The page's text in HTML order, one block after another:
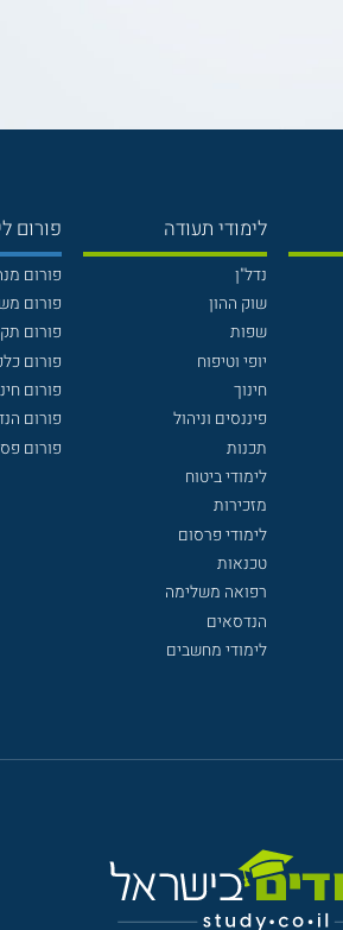
לימודי תעודה
נדל"ן
שוק ההון
שפות
יופי וטיפוח
חינוך
פיננסים וניהול
תכנות
לימודי ביטוח
מזכירות
לימודי פרסום
טכנאות
רפואה משלימה
הנדסאים
לימודי מחשבים
פורום
פורום
פורום
פורום
פורום
פורום
פורום
פורום